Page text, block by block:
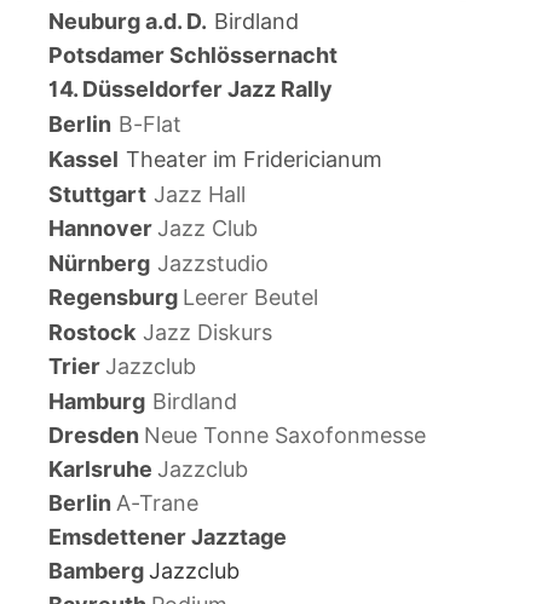
Neuburg a.d. D. Birdland
Potsdamer Schlössernacht
14. Düsseldorfer Jazz Rally
Berlin B-Flat
Kassel Theater im Fridericianum
Stuttgart Jazz Hall
Hannover Jazz Club
Nürnberg Jazzstudio
Regensburg Leerer Beutel
Rostock Jazz Diskurs
Trier Jazzclub
Hamburg Birdland
Dresden Neue Tonne Saxofonmesse
Karlsruhe Jazzclub
Berlin A-Trane
Emsdettener Jazztage
Bamberg Jazzclub